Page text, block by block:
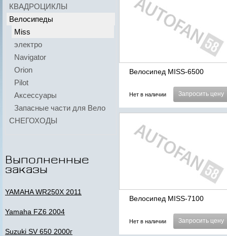
КВАДРОЦИКЛЫ
Велосипеды
Miss
электро
Navigator
Orion
Pilot
Аксессуары
Запасные части для Вело
СНЕГОХОДЫ
Выполненные
заказы
YAMAHA WR250X 2011
Yamaha FZ6 2004
Suzuki SV 650 2000г
Велосипед MISS-6500
Нет в наличии Запросить цену
Велосипед MISS-7100
Нет в наличии Запросить цену